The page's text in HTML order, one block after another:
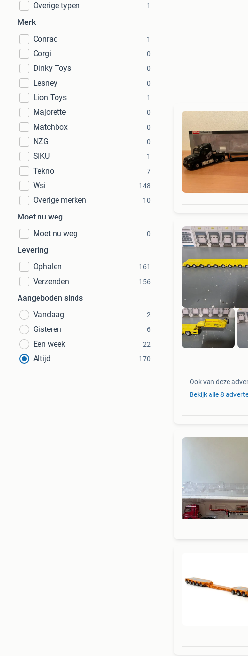
Overige typen 1
Merk
Conrad
1
Corgi 0
Dinky Toys 0
Lesney 0
Lion Toys 1
Majorette 0
Matchbox 0
NZG 0
SIKU 1
Tekno 7
Wsi 148
Overige merken 10
Moet nu weg
Moet nu weg
0
Levering
Ophalen
161
Verzenden 156
Aangeboden sinds
Vandaag
2
Gisteren 6
Een week 22
Altijd 170
Ook van deze
Bekijk alle 8